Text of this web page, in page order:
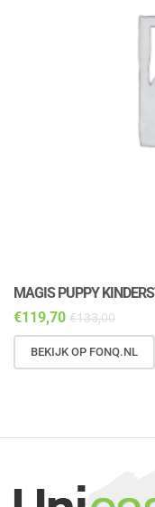
MAGIS PUPPY
€119,70 €133,00
BEKIJK OP FONQ.NL